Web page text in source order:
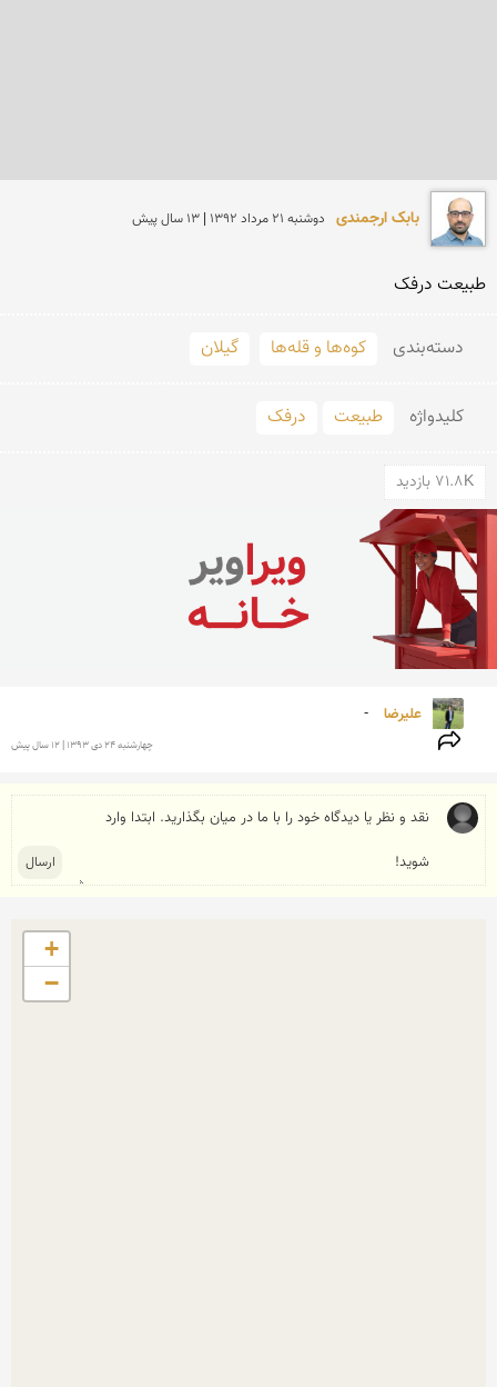
بابک ارجمندی دوشنبه 21 مرداد 1392 | 13 سال پیش
طبیعت درفک
دسته‌بندی کوه‌ها و قله‌ها گیلان
کلید‌واژه طبیعت درفک
71.8K بازدید
علیرضا -
چهارشنبه 24 دی 1393 | 12 سال پیش
+
−